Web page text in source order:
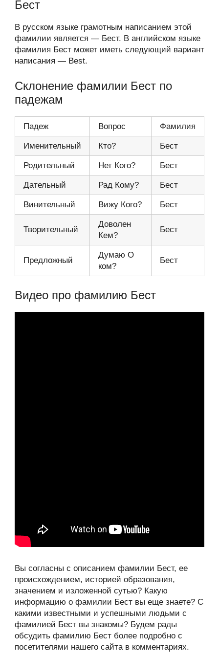
Бест
В русском языке грамотным написанием этой
фамилии является — Бест. В английском языке
фамилия Бест может иметь следующий вариант
написания — Best.
Склонение фамилии Бест по
падежам
Падеж Вопрос Фамилия
Именительный Кто? Бест
Родительный Нет Кого? Бест
Дательный Рад Кому? Бест
Винительный Вижу Кого? Бест
Творительный
Доволен
Кем?
Бест
Предложный
Думаю О
ком?
Бест
Видео про фамилию Бест
Вы согласны с описанием фамилии Бест, ее
происхождением, историей образования,
значением и изложенной сутью? Какую
информацию о фамилии Бест вы еще знаете? С
какими известными и успешными людьми с
фамилией Бест вы знакомы? Будем рады
обсудить фамилию Бест более подробно с
посетителями нашего сайта в комментариях.